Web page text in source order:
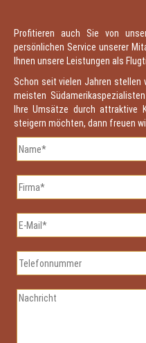
Profitieren auch Sie von
persönlichen Service unserer
Ihnen unsere Leistungen als
Schon seit vielen Jahren stellen
meisten
Ihre Umsätze durch attraktive
steigern möchten, dann freuen